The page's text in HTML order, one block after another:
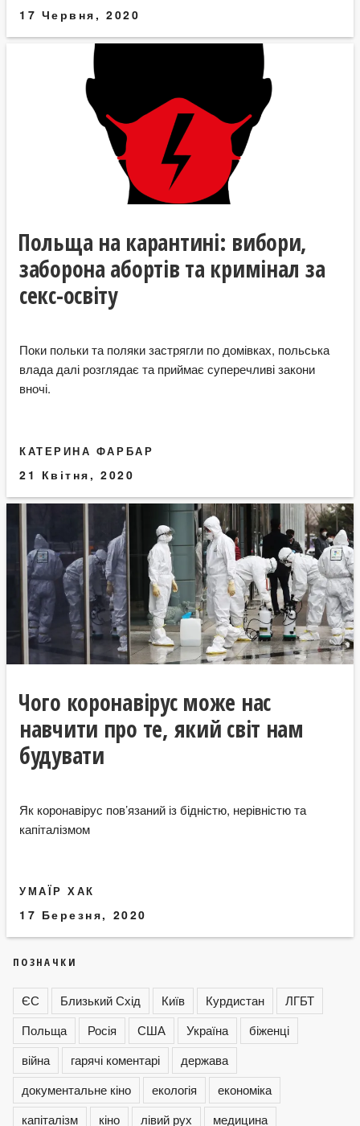
17 Червня, 2020
Польща на карантині: вибори,
заборона абортів та кримінал за
секс-освіту
Поки польки та поляки застрягли по домівках, польська
влада далі розглядає та приймає суперечливі закони
вночі.
КАТЕРИНА ФАРБАР
21 Квітня, 2020
Чого коронавірус може нас
навчити про те, який світ нам
будувати
Як коронавірус пов’язаний із бідністю, нерівністю та
капіталізмом
УМАЇР ХАК
17 Березня, 2020
ПОЗНАЧКИ
ЄС Близький Схід Київ Курдистан
ЛГБТ
Польща
Росія США Україна
біженці
війна
гарячі коментарі
держава
документальне кіно
екологія
економіка
капіталізм
кіно лівий рух медицина